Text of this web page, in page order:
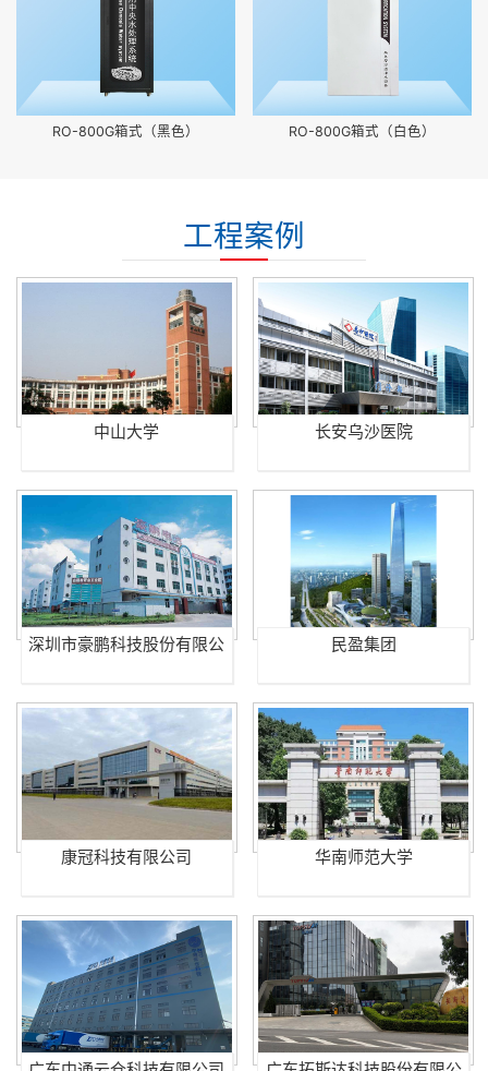
RO-800G箱式（黑色） RO-800G箱式（白色）
工程案例
中山大学 长安乌沙医院
深圳市豪鹏科技股份有限公
民盈集团
康冠科技有限公司 华南师范大学